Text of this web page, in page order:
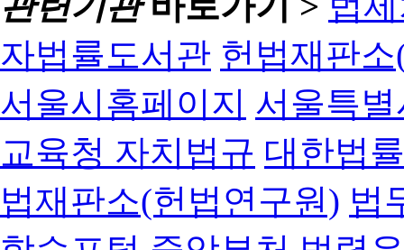
자법률도서관 헌법재판
서울시홈페이지 서울특
교육청 자치법규 대한법
법재판소(헌법연구원) 법